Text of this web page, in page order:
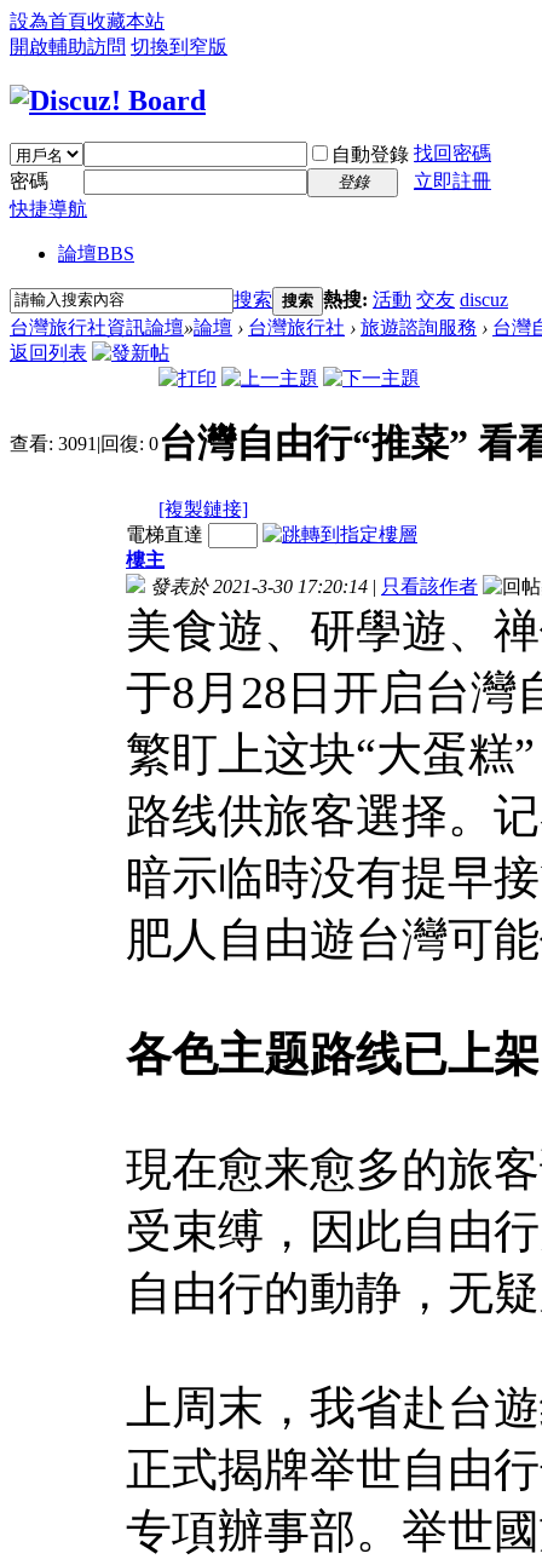
設為首頁收藏本站
開啟輔助訪問 切換到窄版
自動登錄 找回密碼
密碼
登錄
立即註冊
快捷導航
論壇BBS
搜索 搜索 熱搜: 活動 交友 discuz
台灣旅行社資訊論壇»論壇 › 台灣旅行社 › 旅遊諮詢服務 › 台灣
返回列表
查看: 3091 |回復: 0台灣自由行“推菜” 看
[複製鏈接]
電梯直達
樓主
發表於 2021-3-30 17:20:14 | 只看該作者
美食遊、研學遊、
于8月28日开启台灣
繁盯上这块“大蛋糕
路线供旅客選择。
暗示临時没有提早
肥人自由遊台灣可
各色主题路线已上架
現在愈来愈多的旅
受束缚，因此自由
自由行的動静，无
上周末，我省赴台
正式揭牌举世自由
专項辦事部。举世